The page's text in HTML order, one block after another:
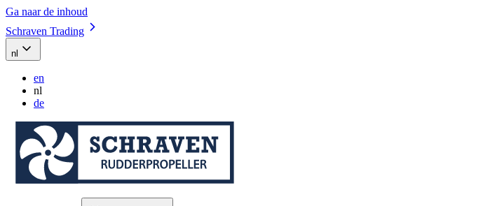
Ga naar de inhoud
Schraven Trading
nl
en
nl
de